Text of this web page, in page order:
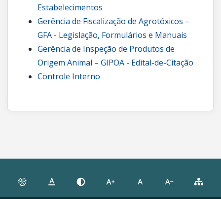
Estabelecimentos
Gerência de Fiscalização de Agrotóxicos –
GFA - Legislação, Formulários e Manuais
Gerência de Inspeção de Produtos de
Origem Animal – GIPOA - Edital-de-Citação
Controle Interno